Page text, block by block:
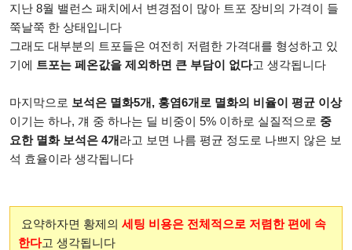
지난 8월 밸런스 패치에서 변경점이 많아 트포 장비의 가격이 들
쭉날쭉 한 상태입니다
그래도 대부분의 트포들은 여전히 저렴한 가격대를 형성하고 있
기에 트포는 페온값을 제외하면 큰 부담이 없다고 생각됩니다
마지막으로 보석은 멸화5개, 홍염6개로 멸화의 비율이 평균 이상
이기는 하나, 걔 중 하나는 딜 비중이 5% 이하로 실질적으로 중
요한 멸화 보석은 4개라고 보면 나름 평균 정도로 나쁘지 않은 보
석 효율이라 생각됩니다
요약하자면 황제의 세팅 비용은 전체적으로 저렴한 편에 속
한다고 생각됩니다